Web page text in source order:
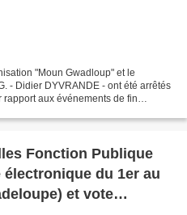
"Moun Gwadloup" et le
- Didier DYVRANDE - ont été arrêtés
aux événements de fin
Fonction Publique
électronique du 1er au
et vote